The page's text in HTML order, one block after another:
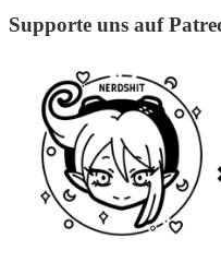
Supporte uns auf